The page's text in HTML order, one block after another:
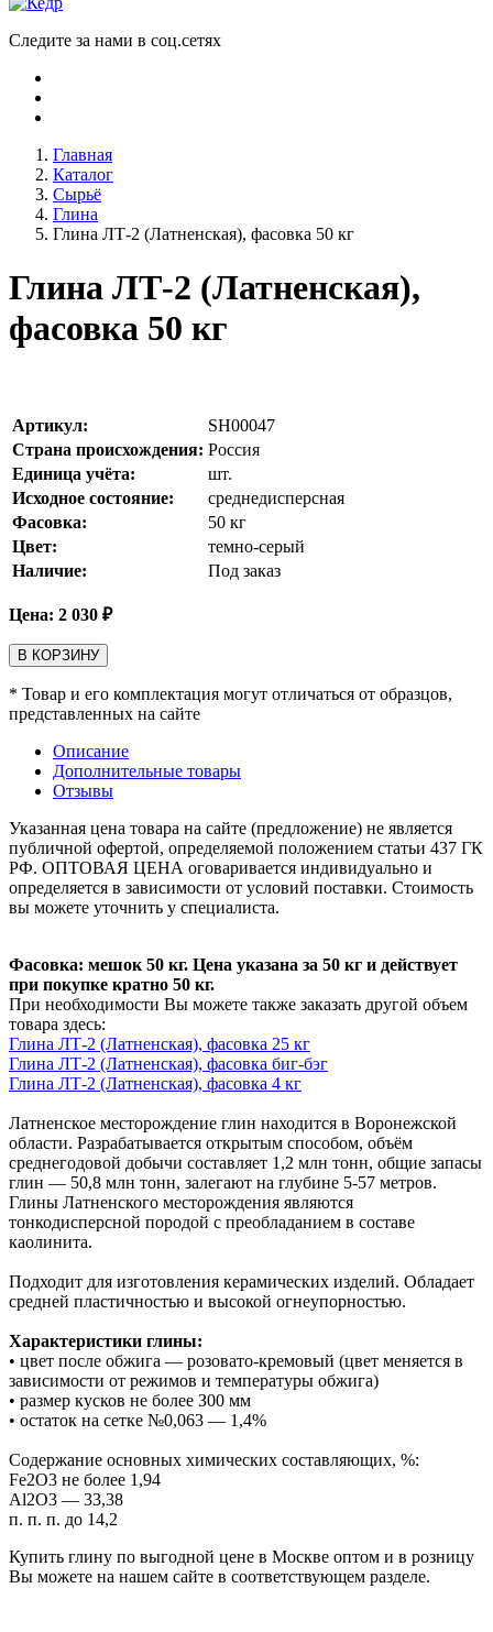
Следите за нами в соц.сетях
Главная
Каталог
Сырьё
Глина
Глина ЛТ-2 (Латненская), фасовка 50 кг
Глина ЛТ-2 (Латненская),
фасовка 50 кг
Артикул:
SH00047
Страна происхождения: Россия
Единица учёта:
шт.
Исходное состояние:
среднедисперсная
Фасовка:
50 кг
Цвет:
темно-серый
Наличие:
Под заказ
Цена: 2 030 ₽
В КОРЗИНУ
* Товар и его комплектация могут отличаться от образцов,
представленных на сайте
Описание
Дополнительные товары
Отзывы
Указанная цена товара на сайте (предложение) не является
публичной офертой, определяемой положением статьи 437 ГК
РФ. ОПТОВАЯ ЦЕНА оговаривается индивидуально и
определяется в зависимости от условий поставки. Стоимость
вы можете уточнить у специалиста.
Фасовка: мешок 50 кг. Цена указана за 50 кг и действует
при покупке кратно 50 кг.
При необходимости Вы можете также заказать другой объем
товара здесь:
Глина ЛТ-2 (Латненская), фасовка 25 кг
Глина ЛТ-2 (Латненская), фасовка биг-бэг
Глина ЛТ-2 (Латненская), фасовка 4 кг
Латненское месторождение глин находится в Воронежской
области. Разрабатывается открытым способом, объём
среднегодовой добычи составляет 1,2 млн тонн, общие запасы
глин — 50,8 млн тонн, залегают на глубине 5-57 метров.
Глины Латненского месторождения являются
тонкодисперсной породой с преобладанием в составе
каолинита.
Подходит для изготовления керамических изделий. Обладает
средней пластичностью и высокой огнеупорностью.
Характеристики глины:
• цвет после обжига — розовато-кремовый (цвет меняется в
зависимости от режимов и температуры обжига)
• размер кусков не более З00 мм
• остаток на сетке №0,063 — 1,4%
Содержание основных химических составляющих, %:
Fе2О3 не более 1,94
Аl2О3 — 33,38
п. п. п. до 14,2
Купить глину по выгодной цене в Москве оптом и в розницу
Вы можете на нашем сайте в соответствующем разделе.